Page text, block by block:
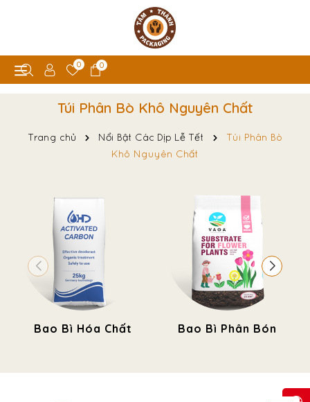
0 0
Túi Phân Bò Khô Nguyên Chất
Trang chủ Nổi Bật Các Dịp Lễ Tết
Túi Phân Bò
Khô Nguyên Chất
Bao Bì Hóa Chất Bao Bì Phân Bón